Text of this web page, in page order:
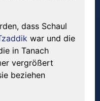
dass Schaul
war und die
in Tanach
vergrößert
beziehen